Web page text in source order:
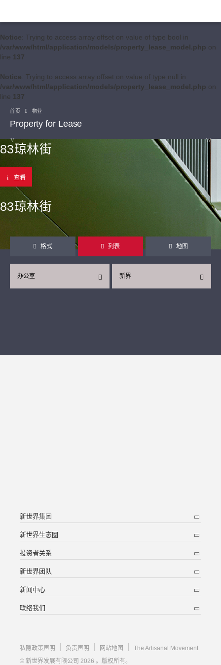
Notice: Trying to access array offset on value of type bool in
/var/www/html/application/models/property_lease_model.php on
line 137
Notice: Trying to access array offset on value of type null in
/var/www/html/application/models/property_lease_model.php on
line 137
首页 物业
Property for Lease
83琼林街
查看
83琼林街
格式 列表 地图
新界
办公室
新世界集团
新世界生态圈
投资者关系
新世界团队
新闻中心
联络我们
私隐政策声明 负责声明 网站地图
The Artisanal Movement
© 新世界发展有限公司 2026 。版权所有。